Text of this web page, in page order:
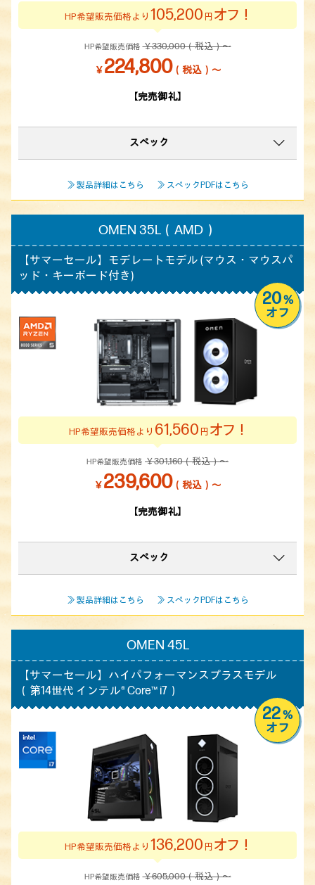
HP希望販売価格より105,200円 オフ！
HP希望販売価格 ￥330,000（税込）～
￥224,800（税込）～
【完売御礼】
スペック
≫ 製品詳細はこちら ≫ スペックPDFはこちら
OMEN 35L（AMD）
【サマーセール】 モデレートモデル (マウス・マウスパ
ッド・キーボード付き)
20%
オフ
HP希望販売価格より61,560円 オフ！
HP希望販売価格 ￥301,160（税込）～
￥239,600（税込）～
【完売御礼】
スペック
≫ 製品詳細はこちら ≫ スペックPDFはこちら
OMEN 45L
【サマーセール】 ハイパフォーマンスプラスモデル
（第14世代 インテル® Core™ i7）
22%
オフ
HP希望販売価格より136,200円 オフ！
HP希望販売価格 ￥605,000（税込）～